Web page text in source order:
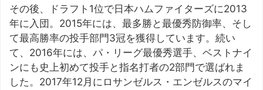
その後、ドラフト1位で日本ハムファイターズに2013
年に入団。2015年には、最多勝と最優秀防御率、そし
て最高勝率の投手部門3冠を獲得しています。続い
て、2016年には、パ・リーグ最優秀選手、ベストナイ
ンにも史上初めて投手と指名打者の2部門で選ばれま
した。2017年12月にロサンゼルス・エンゼルスのマイ